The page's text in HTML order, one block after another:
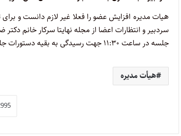
هیات مدیره افزایش عضو را فعلا غیر لازم دانست و
سردبیر و انتظارات اعضا از مجله نهایتا سرکار خانم
جلسه در ساعت ۱۱:۳۰ جهت رسیدگی به بقیه دستورات جلسه غیر علنی اعلام شد و ساعت۱۳:۳۰ تمام شد
هیأت مدیره